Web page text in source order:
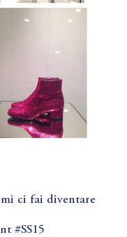
ci fai diventare
#SS15